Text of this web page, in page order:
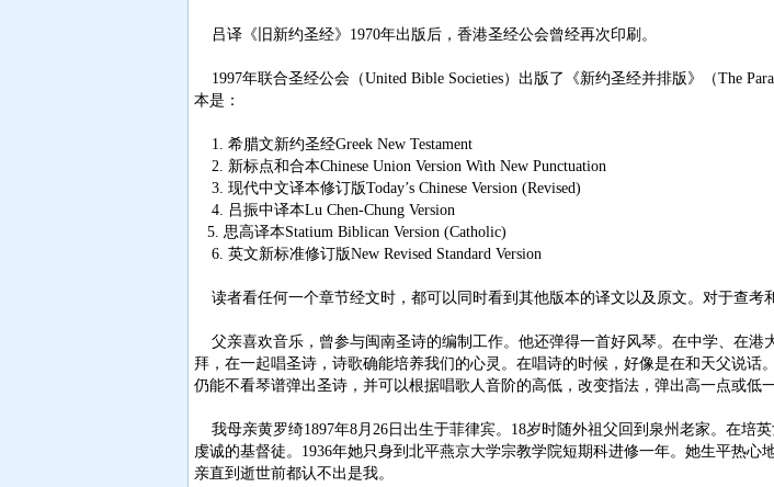
吕译《旧新约圣经》1970年出版后，香港圣经公会曾经再次印刷。
1997年联合圣经公会（United Bible Societies）出版了《新约圣经并排版》（The
本是：
1. 希腊文新约圣经Greek New Testament
2. 新标点和合本Chinese Union Version With New Punctuation
3. 现代中文译本修订版Today’s Chinese Version (Revised)
4. 吕振中译本Lu Chen-Chung Version
5. 思高译本Statium Biblican Version (Catholic)
6. 英文新标准修订版New Revised Standard Version
读者看任何一个章节经文时，都可以同时看到其他版本的译文以及原文。对于查考
父亲喜欢音乐，曾参与闽南圣诗的编制工作。他还弹得一首好风琴。在中学、在
拜，在一起唱圣诗，诗歌确能培养我们的心灵。在唱诗的时候，好像是在和天父说
仍能不看琴谱弹出圣诗，并可以根据唱歌人音阶的高低，改变指法，弹出高一点或低
我母亲黄罗绮1897年8月26日出生于菲律宾。18岁时随外祖父回到泉州老家。在培
虔诚的基督徒。1936年她只身到北平燕京大学宗教学院短期科进修一年。她生平热
亲直到逝世前都认不出是我。